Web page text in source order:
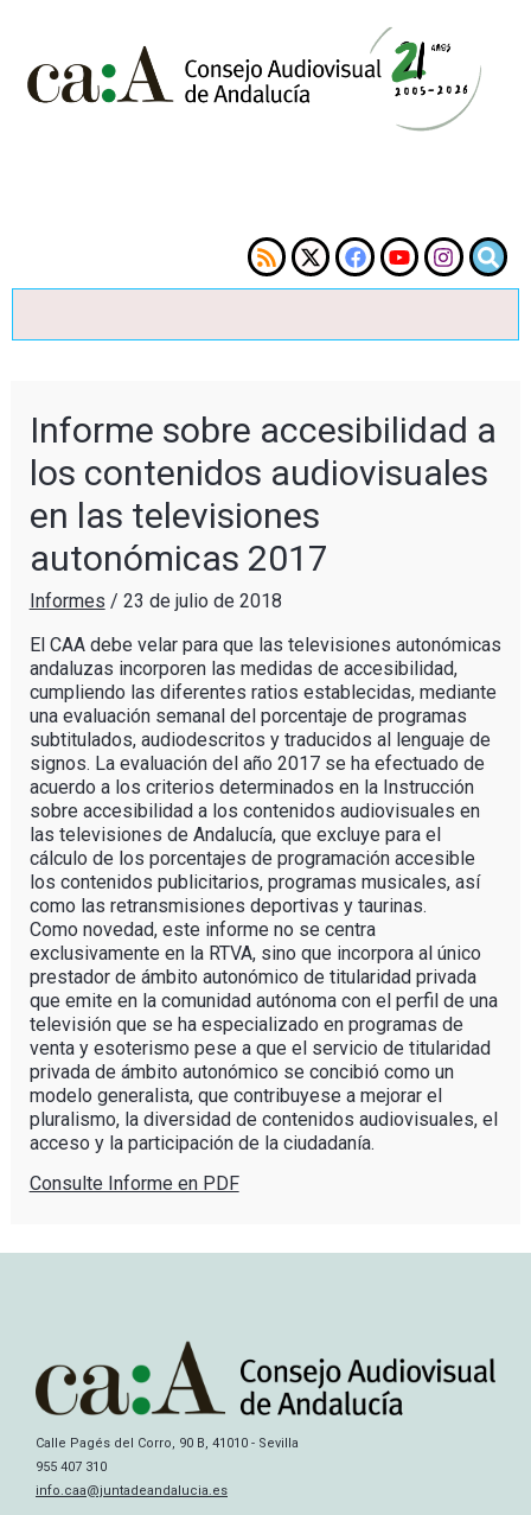
Informe sobre accesibilidad a
los contenidos audiovisuales
en las televisiones
autonómicas 2017
Informes / 23 de julio de 2018
El CAA debe velar para que las televisiones autonómicas
andaluzas incorporen las medidas de accesibilidad,
cumpliendo las diferentes ratios establecidas, mediante
una evaluación semanal del porcentaje de programas
subtitulados, audiodescritos y traducidos al lenguaje de
signos. La evaluación del año 2017 se ha efectuado de
acuerdo a los criterios determinados en la Instrucción
sobre accesibilidad a los contenidos audiovisuales en
las televisiones de Andalucía, que excluye para el
cálculo de los porcentajes de programación accesible
los contenidos publicitarios, programas musicales, así
como las retransmisiones deportivas y taurinas.
Como novedad, este informe no se centra
exclusivamente en la RTVA, sino que incorpora al único
prestador de ámbito autonómico de titularidad privada
que emite en la comunidad autónoma con el perfil de una
televisión que se ha especializado en programas de
venta y esoterismo pese a que el servicio de titularidad
privada de ámbito autonómico se concibió como un
modelo generalista, que contribuyese a mejorar el
pluralismo, la diversidad de contenidos audiovisuales, el
acceso y la participación de la ciudadanía.
Consulte Informe en PDF
Calle Pagés del Corro, 90 B, 41010 - Sevilla
955 407 310
info.caa@juntadeandalucia.es